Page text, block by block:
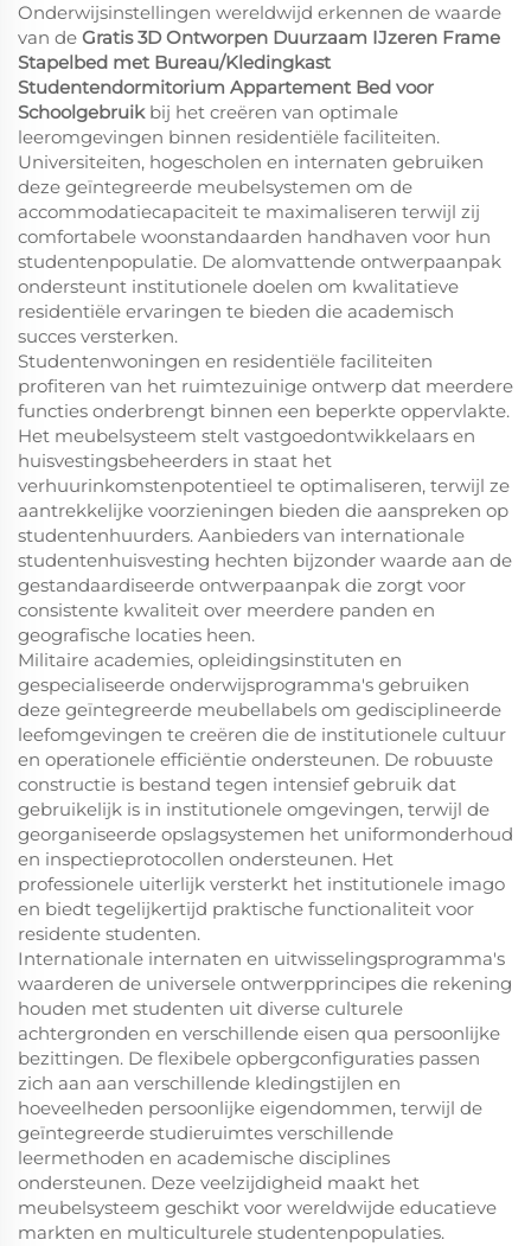
Onderwijsinstellingen wereldwijd erkennen de waarde
van de Gratis 3D Ontworpen Duurzaam IJzeren Frame
Stapelbed met Bureau/Kledingkast
Studentendormitorium Appartement Bed voor
Schoolgebruik bij het creëren van optimale
leeromgevingen binnen residentiële faciliteiten.
Universiteiten, hogescholen en internaten gebruiken
deze geïntegreerde meubelsystemen om de
accommodatiecapaciteit te maximaliseren terwijl zij
comfortabele woonstandaarden handhaven voor hun
studentenpopulatie. De alomvattende ontwerpaanpak
ondersteunt institutionele doelen om kwalitatieve
residentiële ervaringen te bieden die academisch
succes versterken.
Studentenwoningen en residentiële faciliteiten
profiteren van het ruimtezuinige ontwerp dat meerdere
functies onderbrengt binnen een beperkte oppervlakte.
Het meubelsysteem stelt vastgoedontwikkelaars en
huisvestingsbeheerders in staat het
verhuurinkomstenpotentieel te optimaliseren, terwijl ze
aantrekkelijke voorzieningen bieden die aanspreken op
studentenhuurders. Aanbieders van internationale
studentenhuisvesting hechten bijzonder waarde aan de
gestandaardiseerde ontwerpaanpak die zorgt voor
consistente kwaliteit over meerdere panden en
geografische locaties heen.
Militaire academies, opleidingsinstituten en
gespecialiseerde onderwijsprogramma's gebruiken
deze geïntegreerde meubellabels om gedisciplineerde
leefomgevingen te creëren die de institutionele cultuur
en operationele efficiëntie ondersteunen. De robuuste
constructie is bestand tegen intensief gebruik dat
gebruikelijk is in institutionele omgevingen, terwijl de
georganiseerde opslagsystemen het uniformonderhoud
en inspectieprotocollen ondersteunen. Het
professionele uiterlijk versterkt het institutionele imago
en biedt tegelijkertijd praktische functionaliteit voor
residente studenten.
Internationale internaten en uitwisselingsprogramma's
waarderen de universele ontwerpprincipes die rekening
houden met studenten uit diverse culturele
achtergronden en verschillende eisen qua persoonlijke
bezittingen. De flexibele opbergconfiguraties passen
zich aan aan verschillende kledingstijlen en
hoeveelheden persoonlijke eigendommen, terwijl de
geïntegreerde studieruimtes verschillende
leermethoden en academische disciplines
ondersteunen. Deze veelzijdigheid maakt het
meubelsysteem geschikt voor wereldwijde educatieve
markten en multiculturele studentenpopulaties.